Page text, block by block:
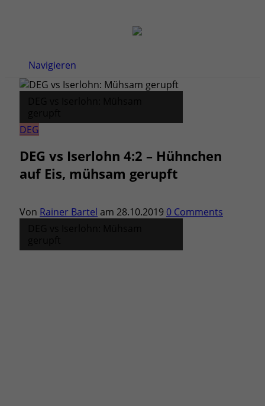
Navigieren
DEG
DEG vs Iserlohn 4:2 – Hühnchen
auf Eis, mühsam gerupft
Von Rainer Bartel am 28.10.2019 0 Comments